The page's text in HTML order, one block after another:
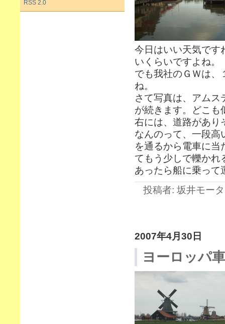
RSS 2.0
今日はいい天気です
いくらいですよね。
でも我社のＧＷは、
ね。
さて写真は、アムス
が続きます。どこも
右には、道路があり
なんのって、一段高
を通るから電車に当
てもう少しで轢かれ
あったら船に乗って
投稿者: 坂井モー
2007年4月30日
ヨーロッパ